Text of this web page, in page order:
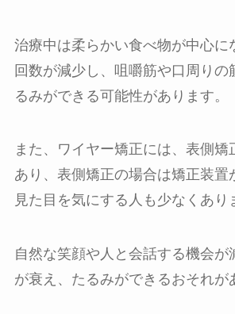
治療中は柔らかい食べ物が中心に
回数が減少し、咀嚼筋や口周りの
るみができる可能性があります。
また、ワイヤー矯正には、表側矯
あり、表側矯正の場合は矯正装置
見た目を気にする人も少なくあり
自然な笑顔や人と会話する機会が
が衰え、たるみができるおそれが